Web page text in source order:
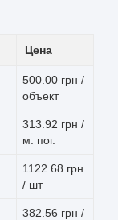
Цена
500.00 грн /
объект
313.92 грн /
м. пог.
1122.68 грн
/ шт
382.56 грн /